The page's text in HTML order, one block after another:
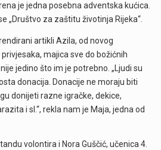
je jedna posebna adventska kućica.
„Društvo za zaštitu životinja Rijeka“.
artikli Azila, od novog
majica sve do božićnih
jedino što im je potrebno. „Ljudi su
donacija. Donacije ne moraju biti
donijeti razne igračke, dekice,
i sl.“, rekla nam je Maja, jedna od
volontira i Nora Guščić, učenica 4.